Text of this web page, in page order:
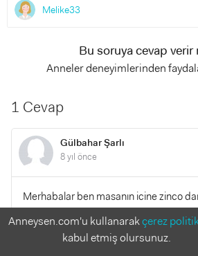
Melike33
Bu soruya cevap verir
Anneler deneyimlerinden
1 Cevap
Gülbahar Şarlı
8 yıl önce
Merhabalar ben masanın icine zinco
sıkıntıyla karşılalıtmıyım acaba
çok fazla bilgim yok artık sizlerleyim
Anneysen.com'u kullanarakçerez
kabul etmiş olursunuz.